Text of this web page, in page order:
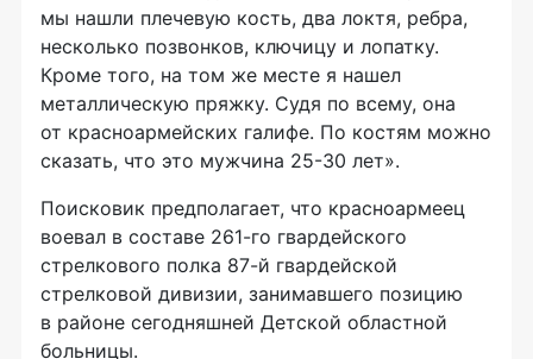
мы нашли плечевую кость, два локтя, ребра,
несколько позвонков, ключицу и лопатку.
Кроме того, на том же месте я нашел
металлическую пряжку. Судя по всему, она
от красноармейских галифе. По костям можно
сказать, что это мужчина 25-30 лет».
Поисковик предполагает, что красноармеец
воевал в составе 261-го гвардейского
стрелкового полка 87-й гвардейской
стрелковой дивизии, занимавшего позицию
в районе сегодняшней Детской областной
больницы.